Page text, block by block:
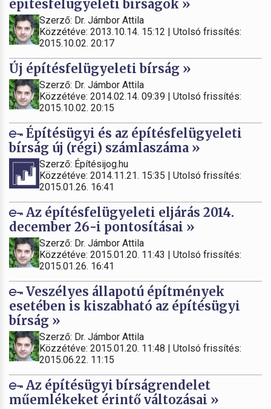
építésfelügyeleti bírságok »
Szerző: Dr. Jámbor Attila
Közzétéve: 2013.10.14. 15:12 | Utolsó frissítés:
2015.10.02. 20:17
Új építésfelügyeleti bírság »
Szerző: Dr. Jámbor Attila
Közzétéve: 2014.02.14. 09:39 | Utolsó frissítés:
2015.10.02. 20:15
Építésügyi és az építésfelügyeleti
bírság új (régi) számlaszáma »
Szerző: Építésijog.hu
Közzétéve: 2014.11.21. 15:35 | Utolsó frissítés:
2015.01.26. 16:41
Az építésfelügyeleti eljárás 2014.
december 26-i pontosításai »
Szerző: Dr. Jámbor Attila
Közzétéve: 2015.01.20. 11:43 | Utolsó frissítés:
2015.01.26. 16:41
Veszélyes állapotú építmények
esetében is kiszabható az építésügyi
bírság »
Szerző: Dr. Jámbor Attila
Közzétéve: 2015.01.20. 11:48 | Utolsó frissítés:
2015.06.22. 11:15
Az építésügyi bírságrendelet
műemlékeket érintő változásai »